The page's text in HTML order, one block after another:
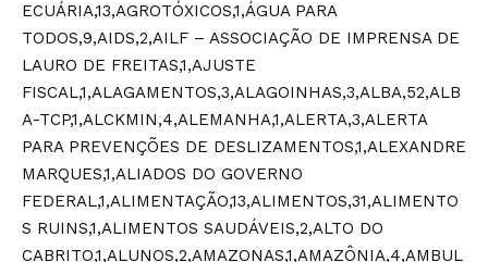
ECUÁRIA,13,AGROTÓXICOS,1,ÁGUA PARA
TODOS,9,AIDS,2,AILF – ASSOCIAÇÃO DE IMPRENSA DE
LAURO DE FREITAS,1,AJUSTE
FISCAL,1,ALAGAMENTOS,3,ALAGOINHAS,3,ALBA,52,ALB
A-TCP,1,ALCKMIN,4,ALEMANHA,1,ALERTA,3,ALERTA
PARA PREVENÇÕES DE DESLIZAMENTOS,1,ALEXANDRE
MARQUES,1,ALIADOS DO GOVERNO
FEDERAL,1,ALIMENTAÇÃO,13,ALIMENTOS,31,ALIMENTO
S RUINS,1,ALIMENTOS SAUDÁVEIS,2,ALTO DO
CABRITO,1,ALUNOS,2,AMAZONAS,1,AMAZÔNIA,4,AMBUL